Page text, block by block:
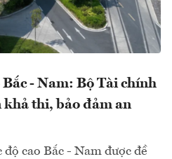
- Nam: Bộ Tài chính
khả thi, bảo đảm an
cao Bắc - Nam được đề